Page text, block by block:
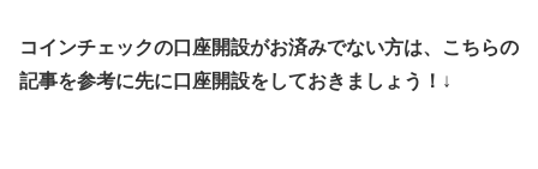
コインチェックの口座開設がお済みでない方は、こちらの
記事を参考に先に口座開設をしておきましょう！ ↓